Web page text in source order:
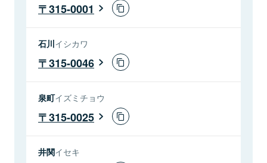
315-0001
石川イシカワ
315-0046
泉町イズミチョウ
315-0025
井関イセキ